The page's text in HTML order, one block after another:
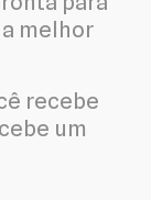
melhor
recebe
um